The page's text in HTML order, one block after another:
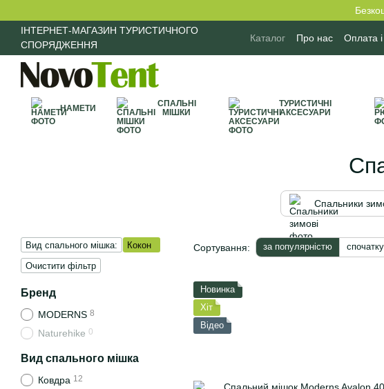
ІНТЕРНЕТ-МАГАЗИН ТУРИСТИЧНОГО
СПОРЯДЖЕННЯ
Каталог Про нас Оплата
НАМЕТИ
СПАЛЬНІ
МІШКИ
ТУРИСТИЧНІ
АКСЕСУАРИ
Спальники
Сортування: за популярністю
Новинка
Хіт
Відео
Вид спального мішка:
Кокон
Очистити фільтр
Бренд
MODERNS 8
Naturehike 0
Вид спального мішка
Ковдра 12